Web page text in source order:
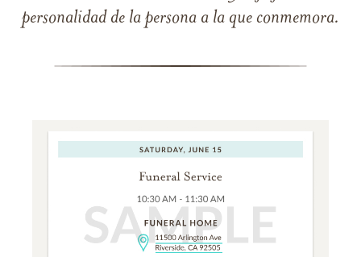
personalidad de la persona a la que conmemora.